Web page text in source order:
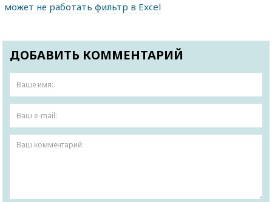
может не работать фильтр в Excel
ДОБАВИТЬ КОММЕНТАРИЙ